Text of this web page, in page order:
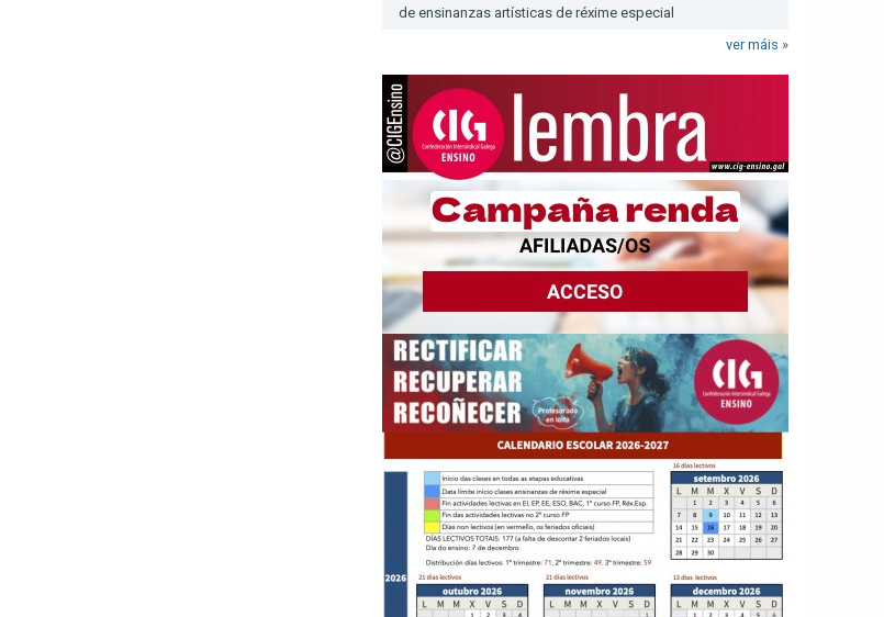
de ensinanzas artísticas de réxime especial
ver máis »